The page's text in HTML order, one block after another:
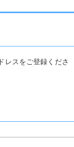
レスをご登録くださ